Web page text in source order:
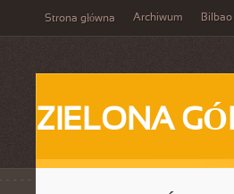
Strona główna Archiwum Bilbao
ZIELONA